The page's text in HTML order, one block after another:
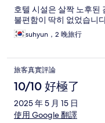
호텔 시설은 살짝 노후된
불편함이 딱히 없었습니
suhyun，2 晚旅行
旅客真實評論
10/10 好極了
2025 年 5 月 15 日
使用 Google 翻譯